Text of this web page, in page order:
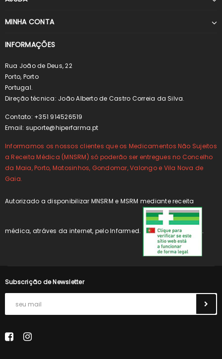
MINHA CONTA
INFORMAÇÕES
Rua João de Deus, 22
Porto, Porto
Portugal.
Direção técnica: João Alberto de Castro Correia da Silva.
Contato: +351 914526519
Email: suporte@hiperfarma.pt
Informamos os nossos clientes que os Medicamentos Não Sujeitos
a Receita Médica (MNSRM) só poderão ser entregues no Concelho
da Maia, Porto, Matosinhos, Gondomar, Valongo e Vila Nova de
Gaia.
Autorizado a disponibilizar MNSRM e MSRM mediante receita
médica, atráves da internet, pelo Infarmed. .
Subscrição de Newsletter